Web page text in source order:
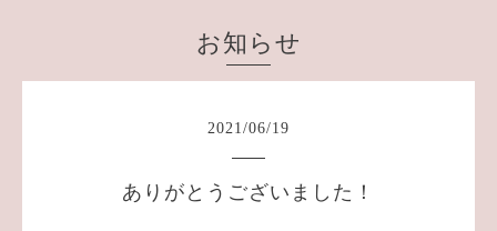
お知らせ
2021/06/19
ありがとうございました！